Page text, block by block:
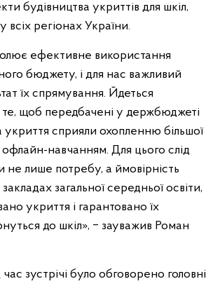
будівництва укриттів для шкіл,
всіх регіонах України.
ефективне використання
бюджету, і для нас важливий
їх спрямування. Йдеться
щоб передбачені у держбюджеті
укриття сприяли охопленню більшої
офлайн-навчанням. Для цього слід
не лише потребу, а ймовірність
загальної середньої освіти,
укриття і гарантовано їх
до шкіл», ‒ зауважив Роман
зустрічі було обговорено головні